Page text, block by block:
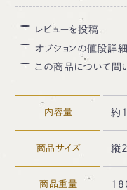
レビューを投稿
オプションの値段詳細
この商品について問
内容量 約
商品サイズ 縦
商品重量